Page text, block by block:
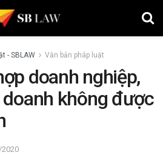
- SBLAW Văn bản pháp luật
doanh nghiệp,
không được